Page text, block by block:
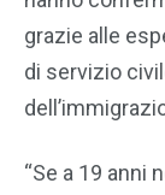
grazie alle
di servizio
“Se a 19 anni